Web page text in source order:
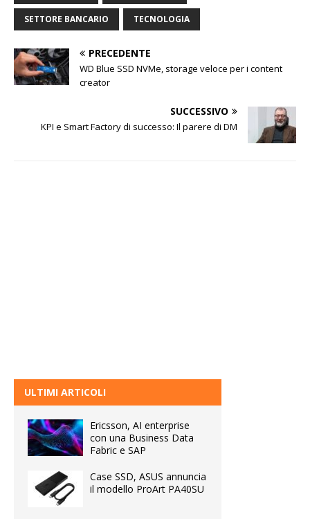
SETTORE BANCARIO TECNOLOGIA
PRECEDENTE
WD Blue SSD NVMe, storage veloce per i content
creator
SUCCESSIVO
KPI e Smart Factory di successo: Il parere di DM
ULTIMI ARTICOLI
Ericsson, AI enterprise
con una Business Data
Fabric e SAP
Case SSD, ASUS annuncia
il modello ProArt PA40SU